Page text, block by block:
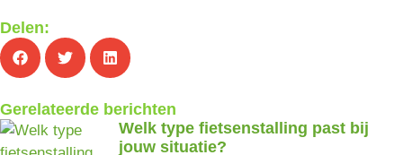
Delen:
Gerelateerde berichten
Welk type fietsenstalling past bij
jouw situatie?